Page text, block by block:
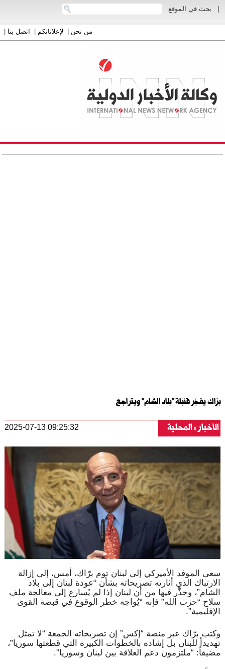
بحث في الموقع
من نحن| لإعلاناتكم| اتصل بنا|
برّاك يفجّر قنبلة “بلاد الشام” ويتراجع
الأخبار المحلية 2025-07-13 09:25:32
سعى الموفد الأميركي إلى لبنان توم برّاك، أمس، إلى إزالة
الارتباك الذي أثارته تصريحاته بشأن “عودة لبنان إلى بلاد
الشام”، وحذَّر فيها من أن لبنان إذا لم يُسارع إلى معالجة ملف
سلاح “حزب الله” فإنه “يُواجه خطر الوقوع في قبضة القوى
الإقليمية”.
وكتب برّاك عبر منصة “إكس” إن تصريحاته الجمعة “لا تمثل
تهديداً للبنان بل إشادة بالخطوات الكبيرة التي قطعتها سوريا”،
مضيفاً: “ملتزمون دعم العلاقة بين لبنان وسوريا”.